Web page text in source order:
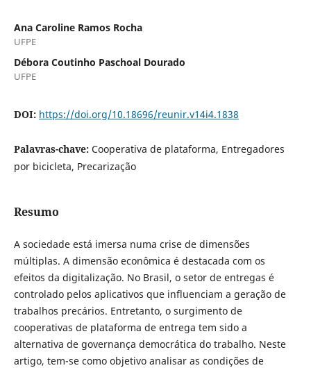
Ana Caroline Ramos Rocha
UFPE
Débora Coutinho Paschoal Dourado
UFPE
DOI: https://doi.org/10.18696/reunir.v14i4.1838
Palavras-chave: Cooperativa de plataforma, Entregadores
por bicicleta, Precarização
Resumo
A sociedade está imersa numa crise de dimensões
múltiplas. A dimensão econômica é destacada com os
efeitos da digitalização. No Brasil, o setor de entregas é
controlado pelos aplicativos que influenciam a geração de
trabalhos precários. Entretanto, o surgimento de
cooperativas de plataforma de entrega tem sido a
alternativa de governança democrática do trabalho. Neste
artigo, tem-se como objetivo analisar as condições de